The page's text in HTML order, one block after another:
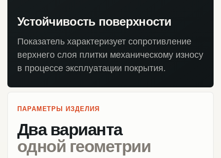
Устойчивость поверхности
Показатель характеризует сопротивление
верхнего слоя плитки механическому износу
в процессе эксплуатации покрытия.
ПАРАМЕТРЫ ИЗДЕЛИЯ
Два варианта
одной геометрии